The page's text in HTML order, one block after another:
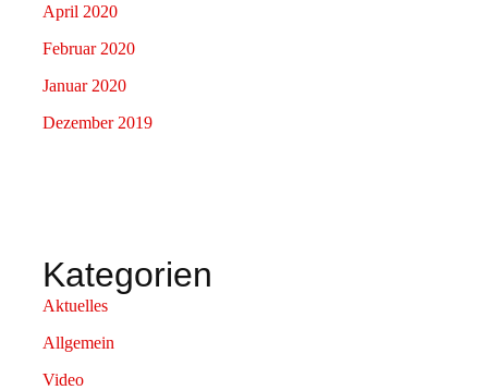
April 2020
Februar 2020
Januar 2020
Dezember 2019
Kategorien
Aktuelles
Allgemein
Video